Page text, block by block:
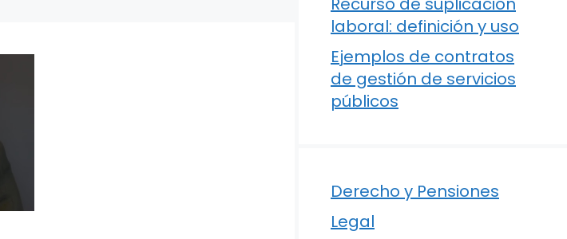
laboral: definición y uso
Ejemplos de contratos
de gestión de servicios
públicos
Derecho y Pensiones
Legal